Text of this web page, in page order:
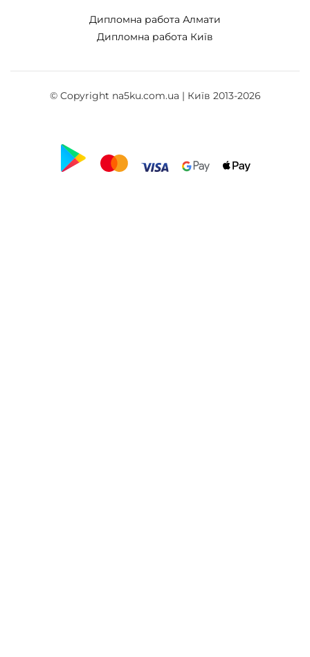
Дипломна работа Алмати
Дипломна работа Київ
© Copyright na5ku.com.ua | Київ 2013-2026